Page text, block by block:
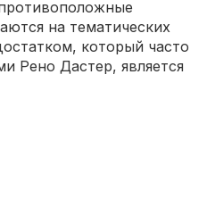
на тематических
который часто
Рено Дастер, является